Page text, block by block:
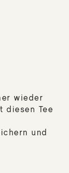
wieder
diesen Tee
und